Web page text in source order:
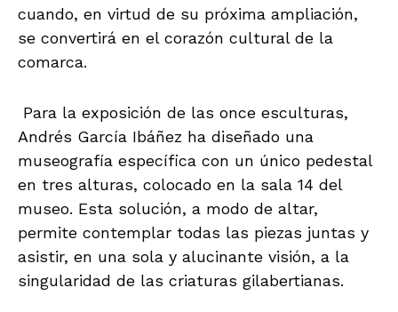
cuando, en virtud de su próxima ampliación,
se convertirá en el corazón cultural de la
comarca.
Para la exposición de las once esculturas,
Andrés García Ibáñez ha diseñado una
museografía específica con un único pedestal
en tres alturas, colocado en la sala 14 del
museo. Esta solución, a modo de altar,
permite contemplar todas las piezas juntas y
asistir, en una sola y alucinante visión, a la
singularidad de las criaturas gilabertianas.